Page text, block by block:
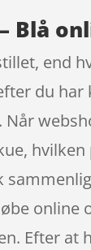
Blå
end
du
online
Efter at